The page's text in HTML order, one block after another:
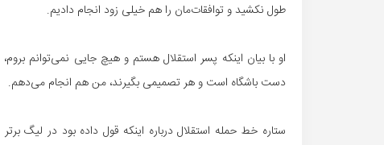
طول نکشید و توافقات‌مان را هم خیلی زود انجام دادیم.
او با بیان اینکه پسر استقلال هستم و هیچ جایی نمی‌توانم
دست باشگاه است و هر تصمیمی بگیرند، من هم انجام می‌دهم.